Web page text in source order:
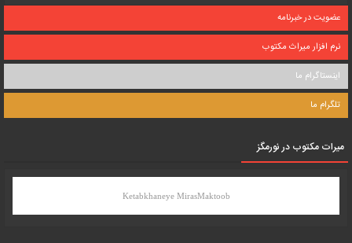
عضویت در خبرنامه
نرم افزار میراث مکتوب
اینستاگرام ما
تلگرام ما
میرات مکتوب در نورمگز
Ketabkhaneye MirasMaktoob